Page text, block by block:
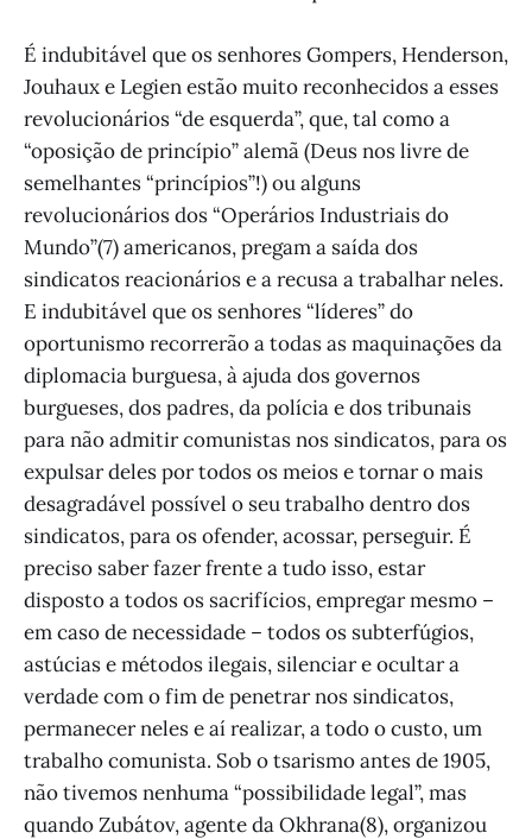
É indubitável que os senhores Gompers, Henderson,
Jouhaux e Legien estão muito reconhecidos a esses
revolucionários “de esquerda”, que, tal como a
“oposição de princípio” alemã (Deus nos livre de
semelhantes “princípios”!) ou alguns
revolucionários dos “Operários Industriais do
Mundo”(7) americanos, pregam a saída dos
sindicatos reacionários e a recusa a trabalhar neles.
E indubitável que os senhores “líderes” do
oportunismo recorrerão a todas as maquinações da
diplomacia burguesa, à ajuda dos governos
burgueses, dos padres, da polícia e dos tribunais
para não admitir comunistas nos sindicatos, para os
expulsar deles por todos os meios e tornar o mais
desagradável possível o seu trabalho dentro dos
sindicatos, para os ofender, acossar, perseguir. É
preciso saber fazer frente a tudo isso, estar
disposto a todos os sacrifícios, empregar mesmo –
em caso de necessidade – todos os subterfúgios,
astúcias e métodos ilegais, silenciar e ocultar a
verdade com o fim de penetrar nos sindicatos,
permanecer neles e aí realizar, a todo o custo, um
trabalho comunista. Sob o tsarismo antes de 1905,
não tivemos nenhuma “possibilidade legal”, mas
quando Zubátov, agente da Okhrana(8), organizou